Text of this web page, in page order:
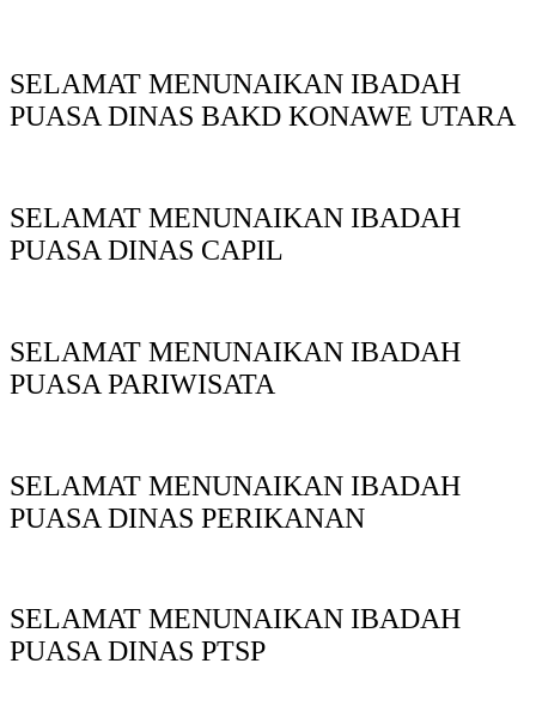
SELAMAT MENUNAIKAN IBADAH
PUASA DINAS BAKD KONAWE UTARA
SELAMAT MENUNAIKAN IBADAH
PUASA DINAS CAPIL
SELAMAT MENUNAIKAN IBADAH
PUASA PARIWISATA
SELAMAT MENUNAIKAN IBADAH
PUASA DINAS PERIKANAN
SELAMAT MENUNAIKAN IBADAH
PUASA DINAS PTSP